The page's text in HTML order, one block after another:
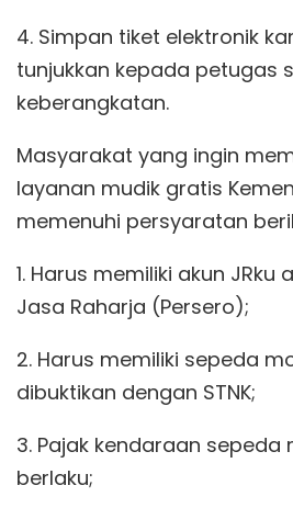
4. Simpan tiket elektronik
tunjukkan kepada petugas
keberangkatan.
Masyarakat yang ingin
layanan mudik gratis
memenuhi persyaratan
1. Harus memiliki akun JRku
Jasa Raharja (Persero);
2. Harus memiliki sepeda
dibuktikan dengan STNK;
3. Pajak kendaraan
berlaku;